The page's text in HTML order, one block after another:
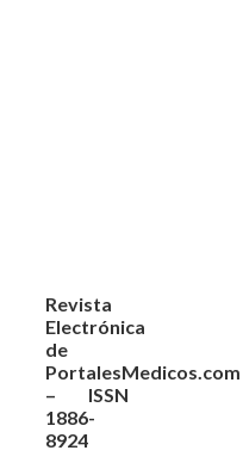
Revista
Electrónica
de
PortalesMedicos.com
– ISSN
1886-
8924